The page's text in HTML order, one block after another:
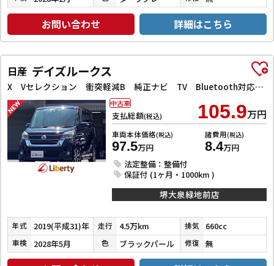
お問い合わせ 詳細はこちら
日産 デイズルークス
X Vセレクション 衝突軽減B 純正ナビ TV Bluetooth対応 アラウンドビューモニター 両側自動ドア 革巻きステアリング HIDヘッドライト フォグライト スマートキー プッシュスタート アイドリングストップ
支払総額(税込) 105.9万円
車両本体価格(税込)
97.5万円
諸費用(税込)
8.4万円
法定整備：整備付
保証付 (1ヶ月・1000km )
中古車
堺大泉緑地前店
年式 2019(平成31)年 走行 4.5万km 排気 660cc
車検 2028年5月 色 ブラックパール 修復 無